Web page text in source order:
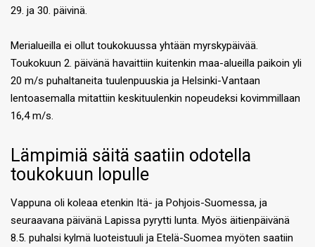
29. ja 30. päivinä.
Merialueilla ei ollut toukokuussa yhtään myrskypäivää.
Toukokuun 2. päivänä havaittiin kuitenkin maa-alueilla paikoin yli
20 m/s puhaltaneita tuulenpuuskia ja Helsinki-Vantaan
lentoasemalla mitattiin keskituulenkin nopeudeksi kovimmillaan
16,4 m/s.
Lämpimiä säitä saatiin odotella
toukokuun lopulle
Vappuna oli koleaa etenkin Itä- ja Pohjois-Suomessa, ja
seuraavana päivänä Lapissa pyrytti lunta. Myös äitienpäivänä
8.5. puhalsi kylmä luoteistuuli ja Etelä-Suomea myöten saatiin